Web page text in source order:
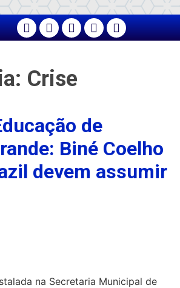
Crise
de
Biné Coelho
devem assumir
na Secretaria Municipal de